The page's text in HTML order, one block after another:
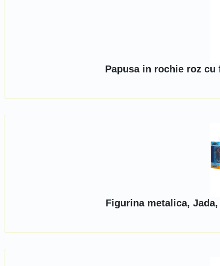
Papusa in rochie roz cu
Figurina metalica,